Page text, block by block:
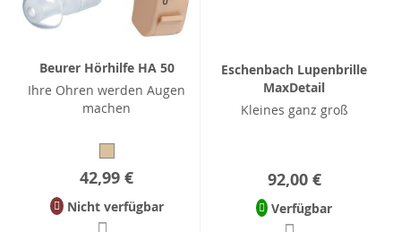
Beurer Hörhilfe HA 50
Ihre Ohren werden Augen
machen
42,99 €
Nicht verfügbar
Eschenbach Lupenbrille
MaxDetail
Kleines ganz groß
92,00 €
Verfügbar